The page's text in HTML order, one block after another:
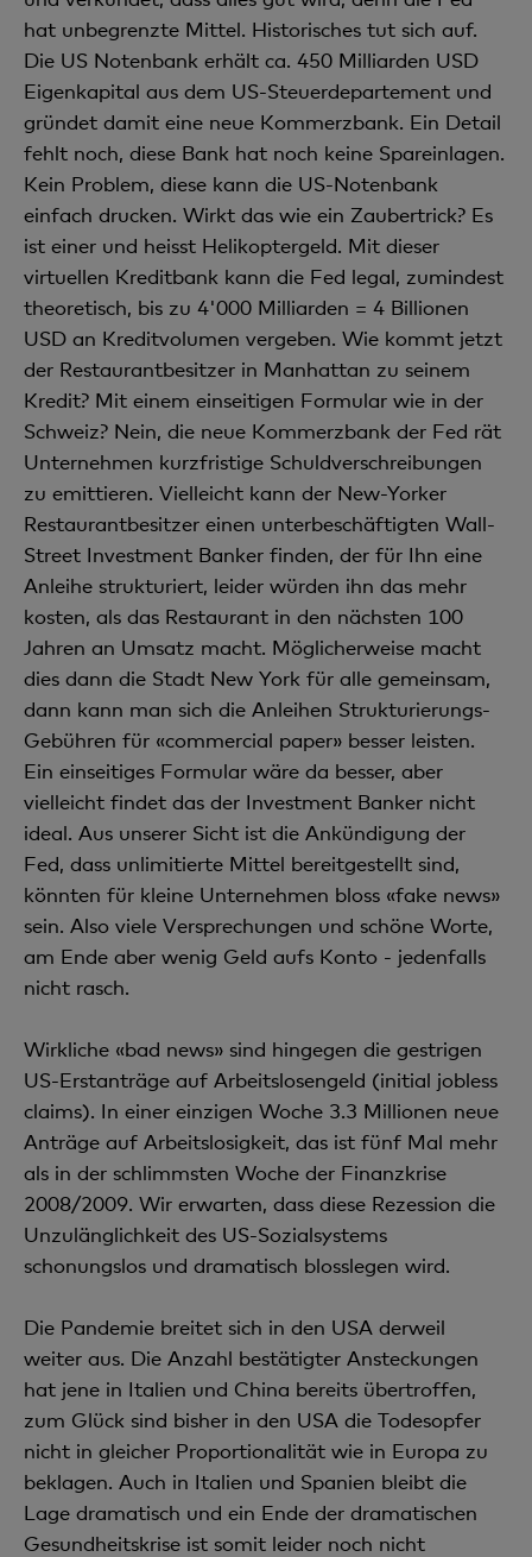
hat unbegrenzte Mittel. Historisches tut sich auf.
Die US Notenbank erhält ca. 450 Milliarden USD
Eigenkapital aus dem US-Steuerdepartement und
gründet damit eine neue Kommerzbank. Ein Detail
fehlt noch, diese Bank hat noch keine Spareinlagen.
Kein Problem, diese kann die US-Notenbank
einfach drucken. Wirkt das wie ein Zaubertrick? Es
ist einer und heisst Helikoptergeld. Mit dieser
virtuellen Kreditbank kann die Fed legal, zumindest
theoretisch, bis zu 4'000 Milliarden = 4 Billionen
USD an Kreditvolumen vergeben. Wie kommt jetzt
der Restaurantbesitzer in Manhattan zu seinem
Kredit? Mit einem einseitigen Formular wie in der
Schweiz? Nein, die neue Kommerzbank der Fed rät
Unternehmen kurzfristige Schuldverschreibungen
zu emittieren. Vielleicht kann der New-Yorker
Restaurantbesitzer einen unterbeschäftigten Wall-
Street Investment Banker finden, der für Ihn eine
Anleihe strukturiert, leider würden ihn das mehr
kosten, als das Restaurant in den nächsten 100
Jahren an Umsatz macht. Möglicherweise macht
dies dann die Stadt New York für alle gemeinsam,
dann kann man sich die Anleihen Strukturierungs-
Gebühren für «commercial paper» besser leisten.
Ein einseitiges Formular wäre da besser, aber
vielleicht findet das der Investment Banker nicht
ideal. Aus unserer Sicht ist die Ankündigung der
Fed, dass unlimitierte Mittel bereitgestellt sind,
könnten für kleine Unternehmen bloss «fake news»
sein. Also viele Versprechungen und schöne Worte,
am Ende aber wenig Geld aufs Konto - jedenfalls
nicht rasch.
Wirkliche «bad news» sind hingegen die gestrigen
US-Erstanträge auf Arbeitslosengeld (initial jobless
claims). In einer einzigen Woche 3.3 Millionen neue
Anträge auf Arbeitslosigkeit, das ist fünf Mal mehr
als in der schlimmsten Woche der Finanzkrise
2008/2009. Wir erwarten, dass diese Rezession die
Unzulänglichkeit des US-Sozialsystems
schonungslos und dramatisch blosslegen wird.
Die Pandemie breitet sich in den USA derweil
weiter aus. Die Anzahl bestätigter Ansteckungen
hat jene in Italien und China bereits übertroffen,
zum Glück sind bisher in den USA die Todesopfer
nicht in gleicher Proportionalität wie in Europa zu
beklagen. Auch in Italien und Spanien bleibt die
Lage dramatisch und ein Ende der dramatischen
Gesundheitskrise ist somit leider noch nicht